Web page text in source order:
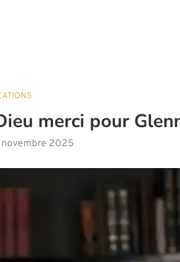
merci pour
2025